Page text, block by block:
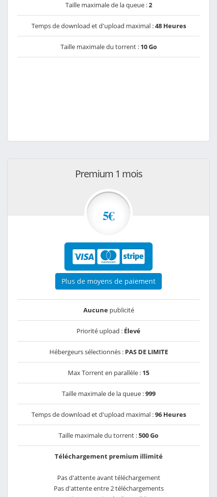
Taille maximale de la queue :2
Temps de download et d'upload maximal :48 Heures
Taille maximale du torrent : 10 Go
Premium 1 mois
5€
Plus de moyens de paiement
Aucunepublicité
Priorité upload : Élevé
Hébergeurs sélectionnés : PAS DE LIMITE
Max Torrent en parallèle : 15
Taille maximale de la queue :999
Temps de download et d'upload maximal :96 Heures
Taille maximale du torrent :500 Go
Téléchargement premium illimité
Pas d'attente avant téléchargement
Pas d'attente entre 2 téléchargements